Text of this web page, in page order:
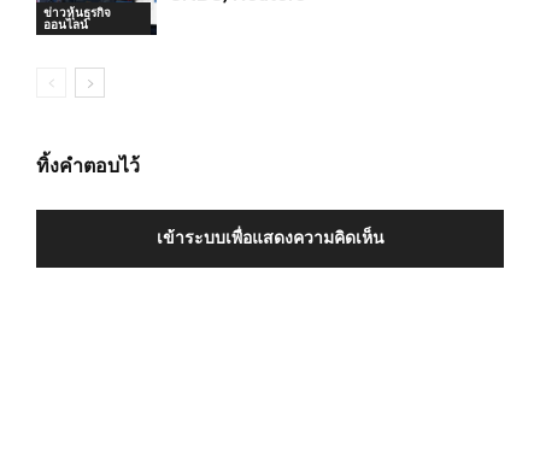
ข่าวหุ้นธุรกิจ
ออนไลน์
ทิ้งคำตอบไว้
เข้าระบบเพื่อแสดงความคิดเห็น